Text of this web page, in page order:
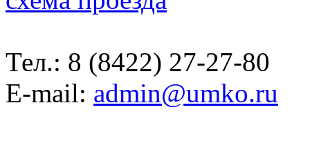
Тел.: 8 (8422) 27-27-80
E-mail: admin@umko.ru